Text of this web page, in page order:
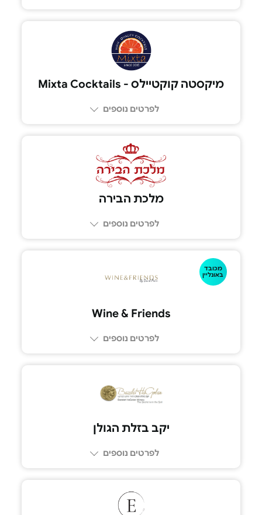
מיקסטה קוקטיילס - Mixta Cocktails
לפרטים נוספים
מלכת הבירה
לפרטים נוספים
מכובד
באונליין
Wine & Friends
לפרטים נוספים
יקב בזלת הגולן
לפרטים נוספים